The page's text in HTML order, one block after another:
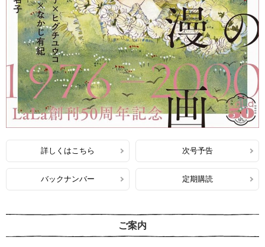
詳しくはこちら 次号予告
バックナンバー 定期購読
ご案内